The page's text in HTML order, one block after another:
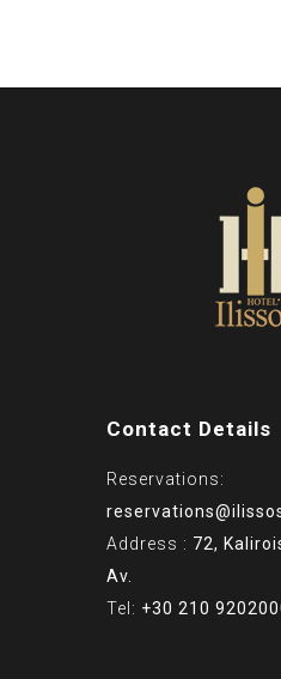
Contact Details
Reservations:
Address : 72,
Av.
Tel: +30 210